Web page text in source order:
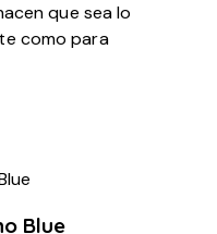
que sea lo
como para
Blue